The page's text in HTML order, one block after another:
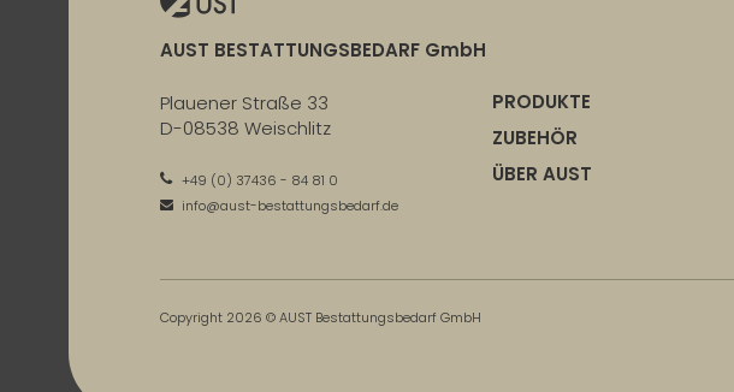
AUST BESTATTUNGSBEDARF GmbH
Plauener Straße 33
D-08538 Weischlitz
+49 (0) 37436 - 84 81 0
info@aust-bestattungsbedarf.de
PRODUKTE
ZUBEHÖR
ÜBER AUST
Copyright 2026 © AUST Bestattungsbedarf GmbH